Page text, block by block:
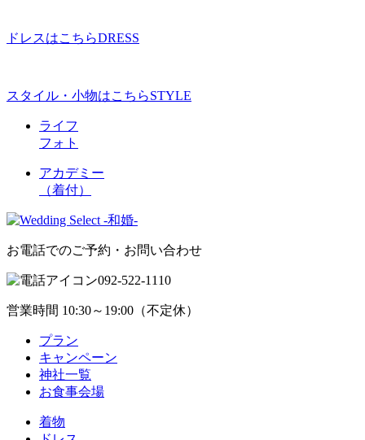
ドレスはこちらDRESS
スタイル・小物はこちらSTYLE
ライフ
フォト
アカデミー
（着付）
お電話でのご予約・お問い合わせ
092-522-1110
営業時間 10:30～19:00（不定休）
プラン
キャンペーン
神社一覧
お食事会場
着物